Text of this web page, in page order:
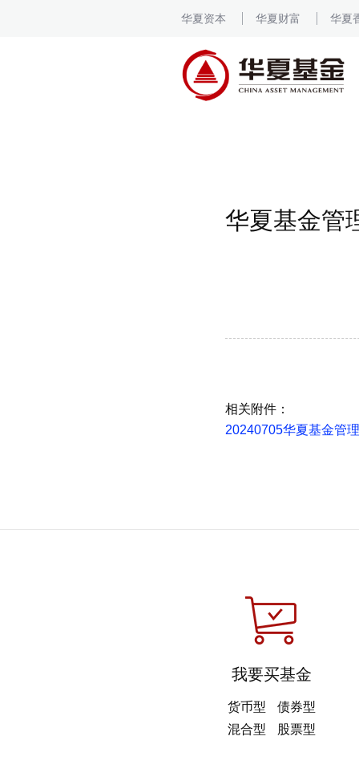
华夏资本 华夏财富 华夏
华夏基金管
相关附件：
20240705华夏基金管
我要买基金
货币型
债券型
混合型
股票型